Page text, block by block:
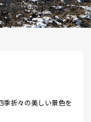
季折々の美しい景色を